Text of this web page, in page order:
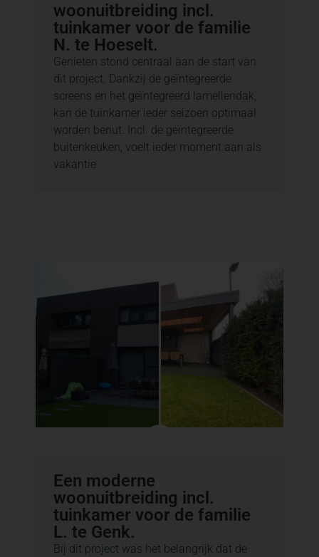
woonuitbreiding incl.
tuinkamer voor de familie
N. te Hoeselt.
Genieten stond centraal aan de start van
dit project. Dankzij de geïntegreerde
screens en het geïntegreerd lamellendak,
kan de tuinkamer ieder seizoen optimaal
worden benut. Incl. de geïntegreerde
buitenkeuken, voelt ieder moment aan als
vakantie
Een moderne
woonuitbreiding incl.
tuinkamer voor de familie
L. te Genk.
Bij dit project was het belangrijk dat de